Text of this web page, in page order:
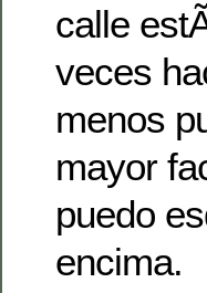
calle
veces
menos
mayor
puedo
encima.